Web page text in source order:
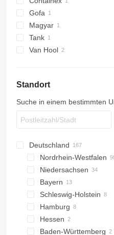
Gofa
Magyar
Tank
Van Hool
Standort
Suche in einem bestimmten
Deutschland
Nordrhein-Westfalen
Dormagen
Herne
Bonn
Bielefeld
Lemgo
Niedersachsen
Göttingen
Groß Ippener
Sittensen
Oldenburg
Bovenden
Bayern
Nürnberg
Marktredwitz
Erlangen
Regensburg
Schleswig-Holstein
Kiel
Grossenaspe
Hamburg
Hamburg
Hessen
Bensheim
Baden-Württemberg